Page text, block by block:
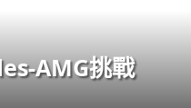
AMG挑戰